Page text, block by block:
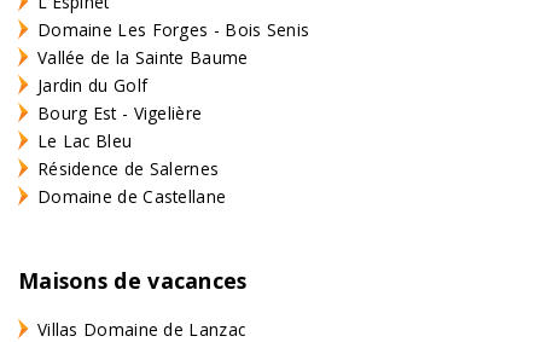
Domaine Les Forges - Bois Senis
Vallée de la Sainte Baume
Jardin du Golf
Bourg Est - Vigelière
Le Lac Bleu
Résidence de Salernes
Domaine de Castellane
Maisons de vacances
Villas Domaine de Lanzac